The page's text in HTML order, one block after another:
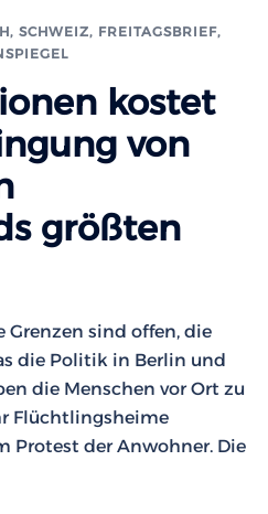
SCHWEIZ, FREITAGSBRIEF,
kostet
von
größten
Grenzen sind offen, die
die Politik in Berlin und
die Menschen vor Ort zu
Flüchtlingsheime
Protest der Anwohner. Die